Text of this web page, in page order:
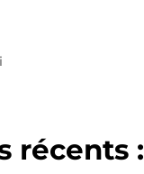
récents :